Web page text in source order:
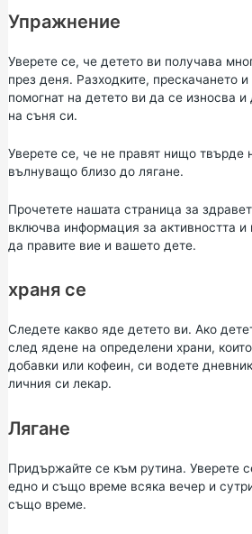
Упражнение
Уверете се, че детето ви получава
през деня. Разходките, прескачането
помогнат на детето ви да се износва
на съня си.
Уверете се, че не правят нищо твърде
вълнуващо близо до лягане.
Прочетете нашата страница за
включва информация за активността и
да правите вие и вашето дете.
храня се
Следете какво яде детето ви. Ако
след ядене на определени храни,
добавки или кофеин, си водете
личния си лекар.
Лягане
Придържайте се към рутина. Уверете
едно и също време всяка вечер и
също време.